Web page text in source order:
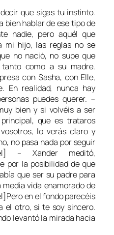
que sigas tu instinto.
bien hablar de ese tipo de
nadie, pero aquél que
mi hijo, las reglas no se
no nació, no supe que
como a su madre.
con Sasha, con Elle,
En realidad, nunca hay
puedes querer. –
bien y si volvéis a ser
que es trataros
lo verás claro y
no pasa nada por seguir
– Xander meditó,
por la posibilidad de que
que ser su padre para
vida enamorado de
en el fondo parecéis
el otro, si te soy sincero.
levantó la mirada hacia